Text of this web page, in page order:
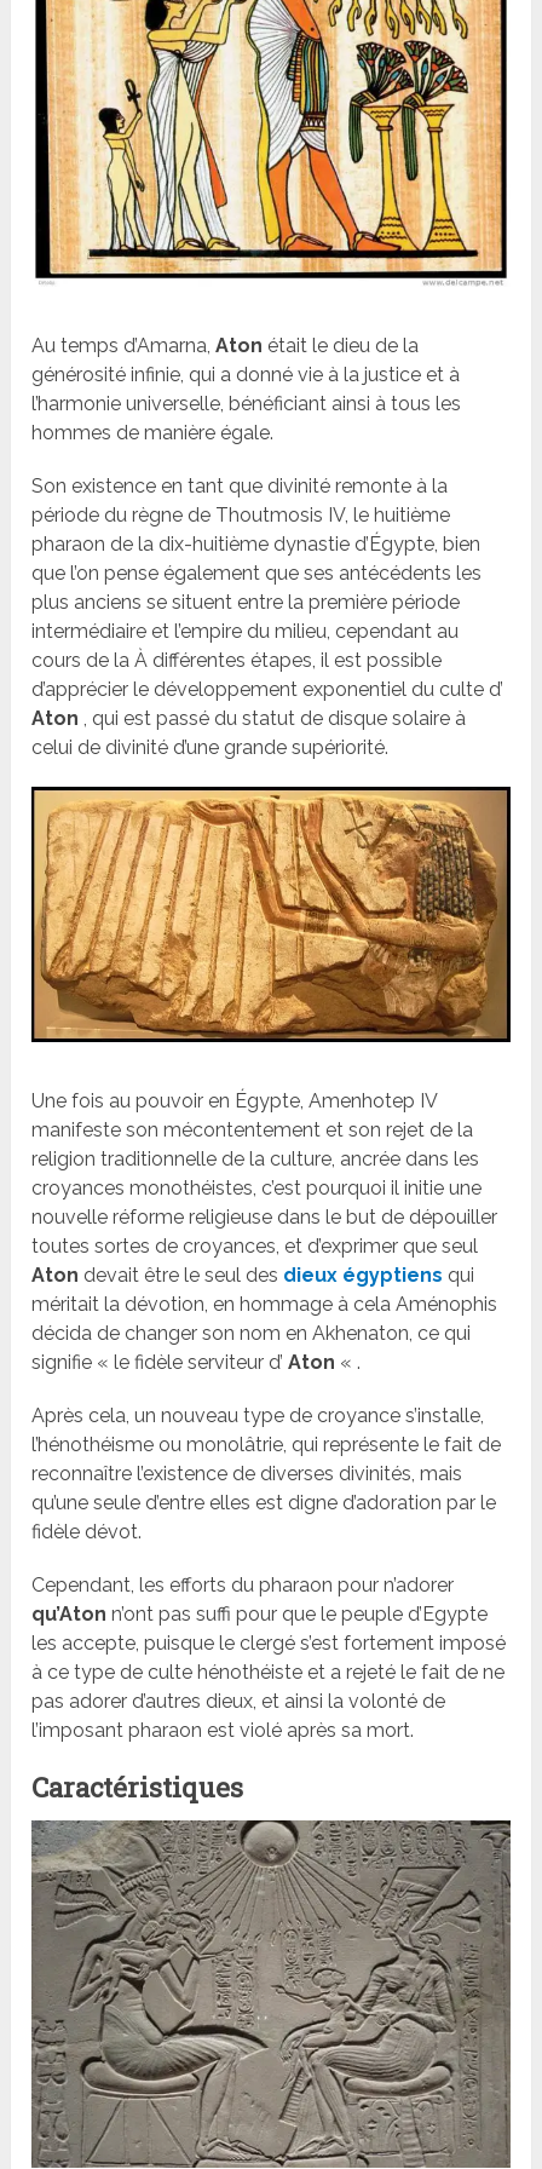
Au temps d’Amarna,Aton était le dieu de la
générosité infinie, qui a donné vie à la justice et à
l’harmonie universelle, bénéficiant ainsi à tous les
hommes de manière égale.
Son existence en tant que divinité remonte à la
période du règne de Thoutmosis IV, le huitième
pharaon de la dix-huitième dynastie d’Égypte, bien
que l’on pense également que ses antécédents les
plus anciens se situent entre la première période
intermédiaire et l’empire du milieu, cependant au
cours de la À différentes étapes, il est possible
d’apprécier le développement exponentiel du culte d’
Aton , qui est passé du statut de disque solaire à
celui de divinité d’une grande supériorité.
Une fois au pouvoir en Égypte, Amenhotep IV
manifeste son mécontentement et son rejet de la
religion traditionnelle de la culture, ancrée dans les
croyances monothéistes, c’est pourquoi il initie une
nouvelle réforme religieuse dans le but de dépouiller
toutes sortes de croyances, et d’exprimer que seul
Aton devait être le seul des dieux égyptiens qui
méritait la dévotion, en hommage à cela Aménophis
décida de changer son nom en Akhenaton, ce qui
signifie « le fidèle serviteur d’Aton « .
Après cela, un nouveau type de croyance s’installe,
l’hénothéisme ou monolâtrie, qui représente le fait de
reconnaître l’existence de diverses divinités, mais
qu’une seule d’entre elles est digne d’adoration par le
fidèle dévot.
Cependant, les efforts du pharaon pour n’adorer
qu’Aton n’ont pas suffi pour que le peuple d’Egypte
les accepte, puisque le clergé s’est fortement imposé
à ce type de culte hénothéiste et a rejeté le fait de ne
pas adorer d’autres dieux, et ainsi la volonté de
l’imposant pharaon est violé après sa mort.
Caractéristiques